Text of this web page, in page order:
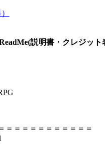
説明書・クレジット
＝＝＝＝＝＝＝＝＝＝＝